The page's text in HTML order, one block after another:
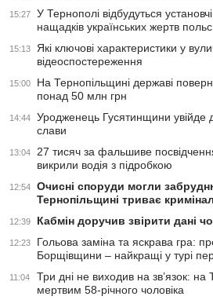
15:27
У Тернополі відбудуться
нащадків українських жертв
15:13
Які ключові характеристики у
відеоспостереження
15:00
На Тернопільщині державі
понад 50 млн грн
14:44
Уродженець Гусятинщини увійде
слави
13:04
27 тисяч за фальшиве
викрили водія з підробкою
12:54
Очисні споруди могли
Тернопільщині триває
12:39 Кабмін доручив звірити дані
12:23
Гольова заміна та яскрава гра:
Борщівщини – найкращі у турі
11:04
Три дні не виходив на зв’язок:
мертвим 58-річного чоловіка